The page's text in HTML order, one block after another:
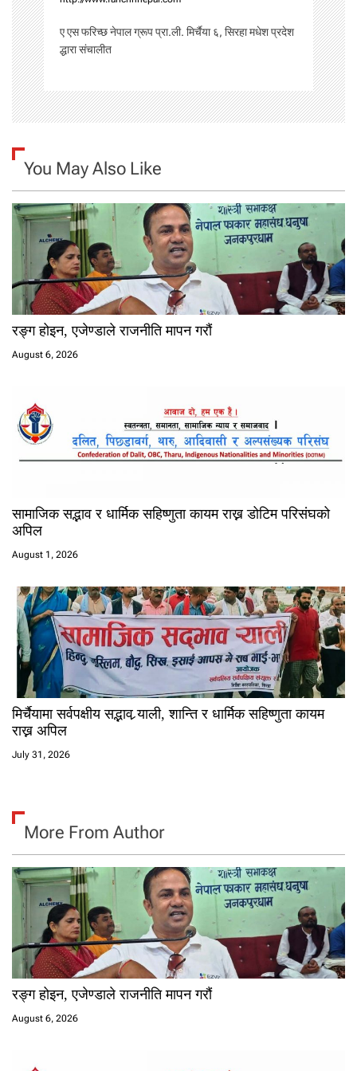
ए एस फरिच्छ नेपाल ग्रूप प्रा.ली. मिर्चैया ६, सिरहा मधेश प्रदेश
द्धारा संचालीत
You May Also Like
रङ्ग होइन, एजेण्डाले राजनीति मापन गरौं
August 6, 2026
सामाजिक सद्भाव र धार्मिक सहिष्णुता कायम राख्न डोटिम परिसंघको
अपिल
August 1, 2026
मिर्चैयामा सर्वपक्षीय सद्भाव र्‍याली, शान्ति र धार्मिक सहिष्णुता कायम
राख्न अपिल
July 31, 2026
More From Author
रङ्ग होइन, एजेण्डाले राजनीति मापन गरौं
August 6, 2026